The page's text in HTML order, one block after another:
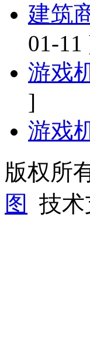
建筑
01-11
游戏
]
游戏
版权所
图
技术